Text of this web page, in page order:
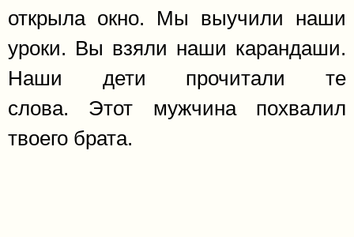
открыла окно. Мы выучили наши
уроки. Вы взяли наши карандаши.
Наши дети прочитали те
слова. Этот мужчина похвалил
твоего брата.